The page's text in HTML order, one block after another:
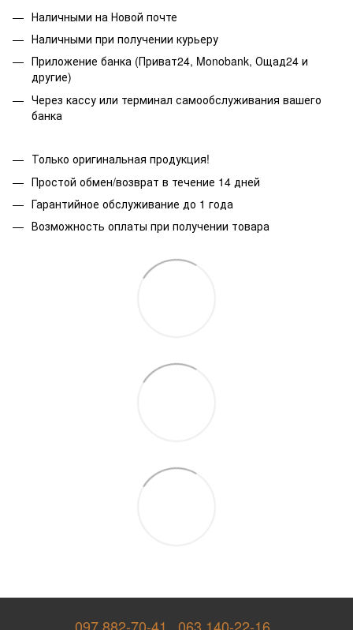
Наличными на Новой почте
Наличными при получении курьеру
Приложение банка (Приват24, Monobank, Ощад24 и
другие)
Через кассу или терминал самообслуживания вашего
банка
Только оригинальная продукция!
Простой обмен/возврат в течение 14 дней
Гарантийное обслуживание до 1 года
Возможность оплаты при получении товара
097 882-70-41 063 140-22-16